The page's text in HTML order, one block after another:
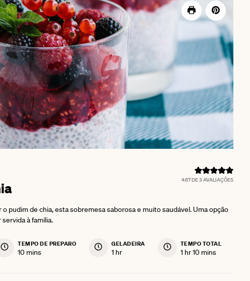
4.67DE3AVALIAÇÕES
pudim de chia, esta sobremesa saborosa e muito saudável. Uma opção
à família.
TEMPO DE PREPARO
10minutes
mins
GELADEIRA
1hour
hr
TEMPO TOTAL
1hour
hr10minutes
mins